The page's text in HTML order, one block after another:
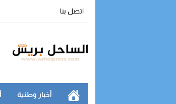
اتصل بنا
أخبار وطنية